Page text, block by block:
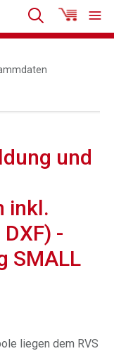
und
inkl.
-
SMALL
liegen dem RVS